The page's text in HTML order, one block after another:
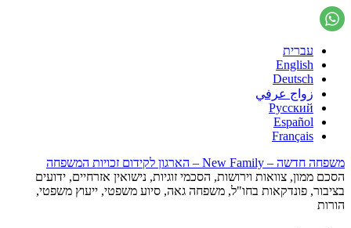
עברית
English
Deutsch
زواج عرفي
Русский
Español
Français
משפחה חדשה – New Family – הארגון לקידום זכויות המשפחה
הסכם ממון, צוואות וירושות, הסכמי זוגיות, נישואין אזרחיים, ידועים
בציבור, פונדקאות בחו"ל, משפחה גאה, סיוע משפטי, ייעוץ משפטי,
הורות